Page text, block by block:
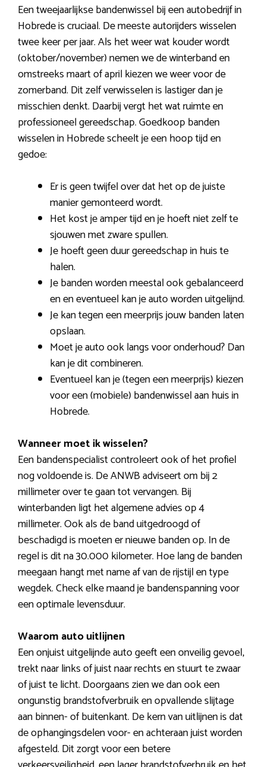
Een tweejaarlijkse bandenwissel bij een autobedrijf in
Hobrede is cruciaal. De meeste autorijders wisselen
twee keer per jaar. Als het weer wat kouder wordt
(oktober/november) nemen we de winterband en
omstreeks maart of april kiezen we weer voor de
zomerband. Dit zelf verwisselen is lastiger dan je
misschien denkt. Daarbij vergt het wat ruimte en
professioneel gereedschap. Goedkoop banden
wisselen in Hobrede scheelt je een hoop tijd en
gedoe:
Er is geen twijfel over dat het op de juiste
manier gemonteerd wordt.
Het kost je amper tijd en je hoeft niet zelf te
sjouwen met zware spullen.
Je hoeft geen duur gereedschap in huis te
halen.
Je banden worden meestal ook gebalanceerd
en en eventueel kan je auto worden uitgelijnd.
Je kan tegen een meerprijs jouw banden laten
opslaan.
Moet je auto ook langs voor onderhoud? Dan
kan je dit combineren.
Eventueel kan je (tegen een meerprijs) kiezen
voor een (mobiele) bandenwissel aan huis in
Hobrede.
Wanneer moet ik wisselen?
Een bandenspecialist controleert ook of het profiel
nog voldoende is. De ANWB adviseert om bij 2
millimeter over te gaan tot vervangen. Bij
winterbanden ligt het algemene advies op 4
millimeter. Ook als de band uitgedroogd of
beschadigd is moeten er nieuwe banden op. In de
regel is dit na 30.000 kilometer. Hoe lang de banden
meegaan hangt met name af van de rijstijl en type
wegdek. Check elke maand je bandenspanning voor
een optimale levensduur.
Waarom auto uitlijnen
Een onjuist uitgelijnde auto geeft een onveilig gevoel,
trekt naar links of juist naar rechts en stuurt te zwaar
of juist te licht. Doorgaans zien we dan ook een
ongunstig brandstofverbruik en opvallende slijtage
aan binnen- of buitenkant. De kern van uitlijnen is dat
de ophangingsdelen voor- en achteraan juist worden
afgesteld. Dit zorgt voor een betere